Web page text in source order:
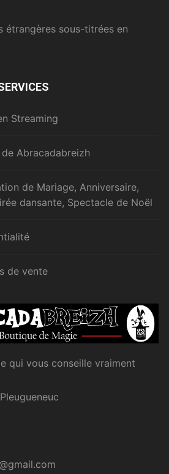
étrangères sous-titrées en
Streaming
Abracadabreizh
de Mariage, Anniversaire,
dansante, Spectacle de Noël
de vente
qui vous conseille vraiment